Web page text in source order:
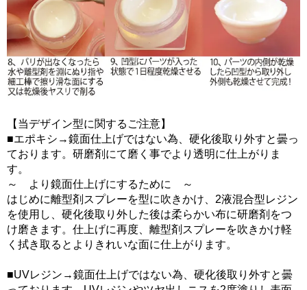
【当デザイン型に関するご注意】
■エポキシ→鏡面仕上げではない為、硬化後取り外すと曇っ
ております。研磨剤にて磨く事でより透明に仕上がりま
す。
～ より鏡面仕上げにするために ～
はじめに離型剤スプレーを型に吹きかけ、2液混合型レジン
を使用し、硬化後取り外した後は柔らかい布に研磨剤をつ
け磨きます。仕上げに再度、離型剤スプレーを吹きかけ軽
く拭き取るとよりきれいな面に仕上がります。
■UVレジン→鏡面仕上げではない為、硬化後取り外すと曇